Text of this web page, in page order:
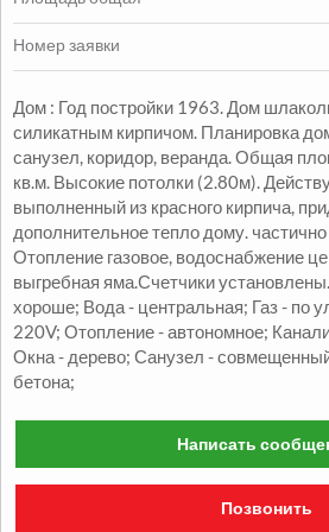
Продажа:
1330000грн.
Продажа Квартиры
2комн. 48м2
грн.
Номер заявки
Дом : Год постройки 1963. Дом
силикатным кирпичом. Планировка
санузел, коридор, веранда. Общая
кв.м. Высокие потолки (2.80м).
выполненный из красного кирпича,
дополнительное тепло дому.
Отопление газовое, водоснабжение
выгребная яма.Счетчики
хороше; Вода - центральная; Газ - по
220V; Отопление - автономное;
Окна - дерево; Санузел -
бетона;
Написать
Позвонить